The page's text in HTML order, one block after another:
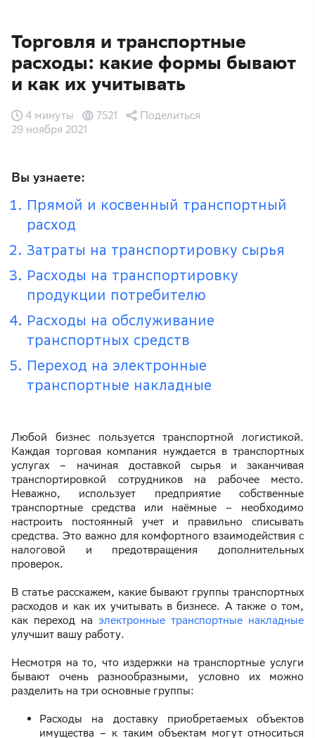
Торговля и транспортные
расходы: какие формы бывают
и как их учитывать
29 ноября 2021
4 минуты 7521 Поделиться
Вы узнаете:
Прямой и косвенный транспортный
расход
Затраты на транспортировку сырья
Расходы на транспортировку
продукции потребителю
Расходы на обслуживание
транспортных средств
Переход на электронные
транспортные накладные
Любой бизнес пользуется транспортной логистикой.
Каждая торговая компания нуждается в транспортных
услугах – начиная доставкой сырья и заканчивая
транспортировкой сотрудников на рабочее место.
Неважно, использует предприятие собственные
транспортные средства или наёмные – необходимо
настроить постоянный учет и правильно списывать
средства. Это важно для комфортного взаимодействия с
налоговой и предотвращения дополнительных
проверок.
В статье расскажем, какие бывают группы транспортных
расходов и как их учитывать в бизнесе. А также о том,
как переход на электронные транспортные накладные
улучшит вашу работу.
Несмотря на то, что издержки на транспортные услуги
бывают очень разнообразными, условно их можно
разделить на три основные группы:
Расходы на доставку приобретаемых объектов
имущества – к таким объектам могут относиться